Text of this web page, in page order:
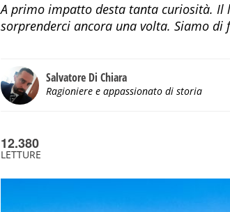
A primo impatto desta tanta curiosità.
sorprenderci ancora una volta. Siamo
Salvatore Di Chiara
Ragioniere e appassionato di storia
12.380
LETTURE